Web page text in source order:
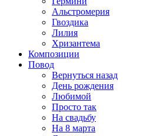
Альстромерия
Гвоздика
Лилия
Хризантема
Композиции
Повод
Вернуться назад
День рождения
Любимой
Просто так
На свадьбу
На 8 марта